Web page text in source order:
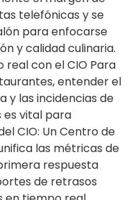
telefónicas y se
para enfocarse
y calidad culinaria.
real con el CIO Para
entender el
y las incidencias de
es vital para
CIO: Un Centro de
las métricas de
respuesta
de retrasos